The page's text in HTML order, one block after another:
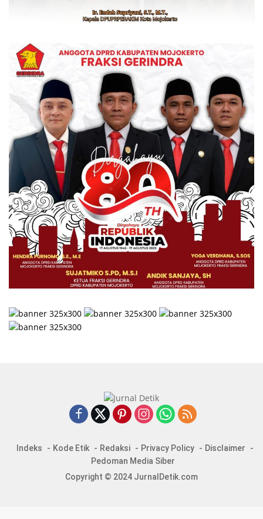
Indeks Kode Etik Redaksi Privacy Policy
Disclaimer
Pedoman Media Siber
Copyright © 2024 JurnalDetik.com